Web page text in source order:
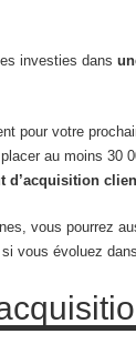
investies dans
pour votre
au moins
d’acquisition
vous pourrez
vous évoluez